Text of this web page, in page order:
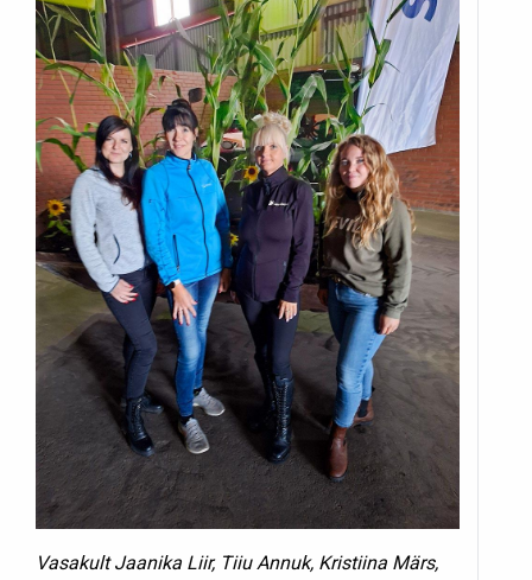
Vasakult Jaanika Liir, Tiiu Annuk, Kristiina Märs,